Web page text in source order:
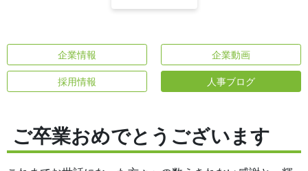
企業情報 企業動画
採用情報 人事ブログ
ご卒業おめでとうございます